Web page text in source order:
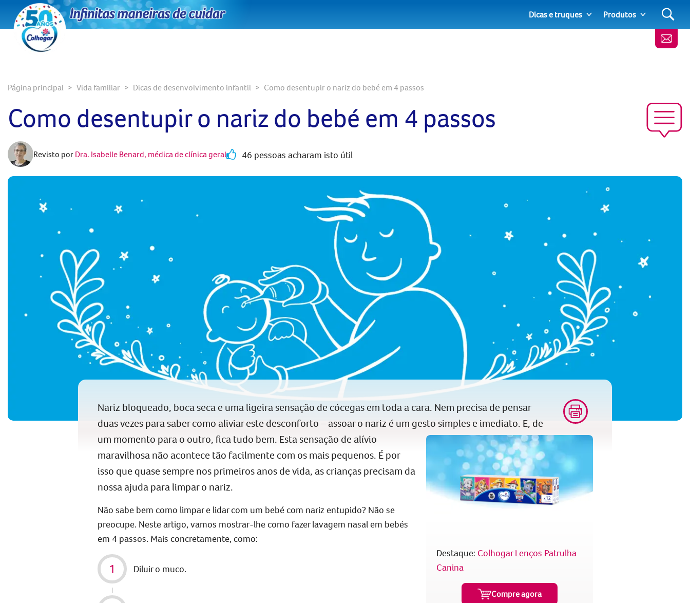
Dicas e truques Produtos
Página principal Vida familiar Dicas de desenvolvimento infantil Como desentupir o nariz do bebé em 4 passos
Como desentupir o nariz do bebé em 4 passos
Revisto por Dra. Isabelle Benard, médica de clínica geral 46 pessoas acharam isto útil
Destaque: Colhogar Lenços Patrulha
Canina
Compre agora
Nariz bloqueado, boca seca e uma ligeira sensação de cócegas em toda a cara. Nem precisa de pensar
duas vezes para saber como aliviar este desconforto – assoar o nariz é um gesto simples e imediato. E, de
um momento para o outro, fica tudo bem. Esta sensação de alívio
maravilhosa não acontece tão facilmente com os mais pequenos. É por
isso que quase sempre nos primeiros anos de vida, as crianças precisam da
nossa ajuda para limpar o nariz.
Não sabe bem como limpar e lidar com um bebé com nariz entupido? Não se
preocupe. Neste artigo, vamos mostrar-lhecomo fazer lavagem nasal em bebés
em 4 passos. Mais concretamente, como:
Diluir o muco.